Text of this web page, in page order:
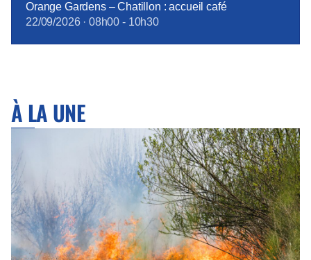
Orange Gardens – Chatillon : accueil café
22/09/2026· 08h00 - 10h30
À LA UNE